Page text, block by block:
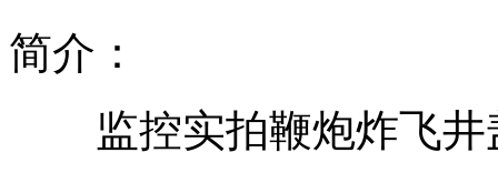
拍客：神秘装甲车出现珠海航展现场
简介：
监控实拍鞭炮炸飞井